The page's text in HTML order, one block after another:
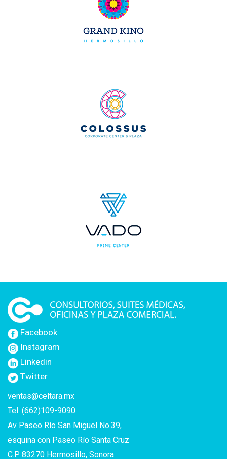
Facebook
Instagram
Linkedin
Twitter
ventas@celtara.mx
Tel. (662)109-9090
Av Paseo Río San Miguel No.39,
esquina con Paseo Río Santa Cruz
C.P. 83270 Hermosillo, Sonora.